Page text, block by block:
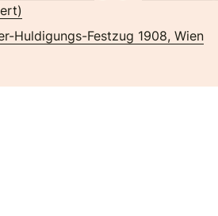
Huldigungs-Festzug 1908, Wien